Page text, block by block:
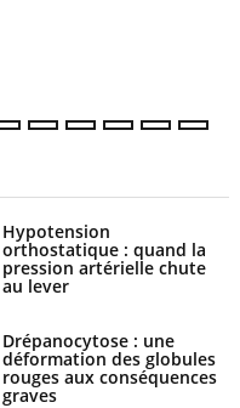
Hypotension
orthostatique : quand la
pression artérielle chute
au lever
Drépanocytose : une
déformation des globules
rouges aux conséquences
graves